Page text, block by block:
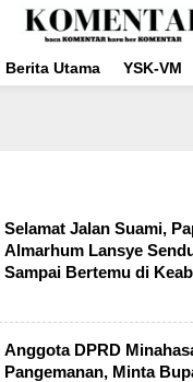
Berita Utama YSK-VM
Selamat Jalan Suami,
Almarhum Lansye
Sampai Bertemu di
Anggota DPRD
Pangemanan, Minta